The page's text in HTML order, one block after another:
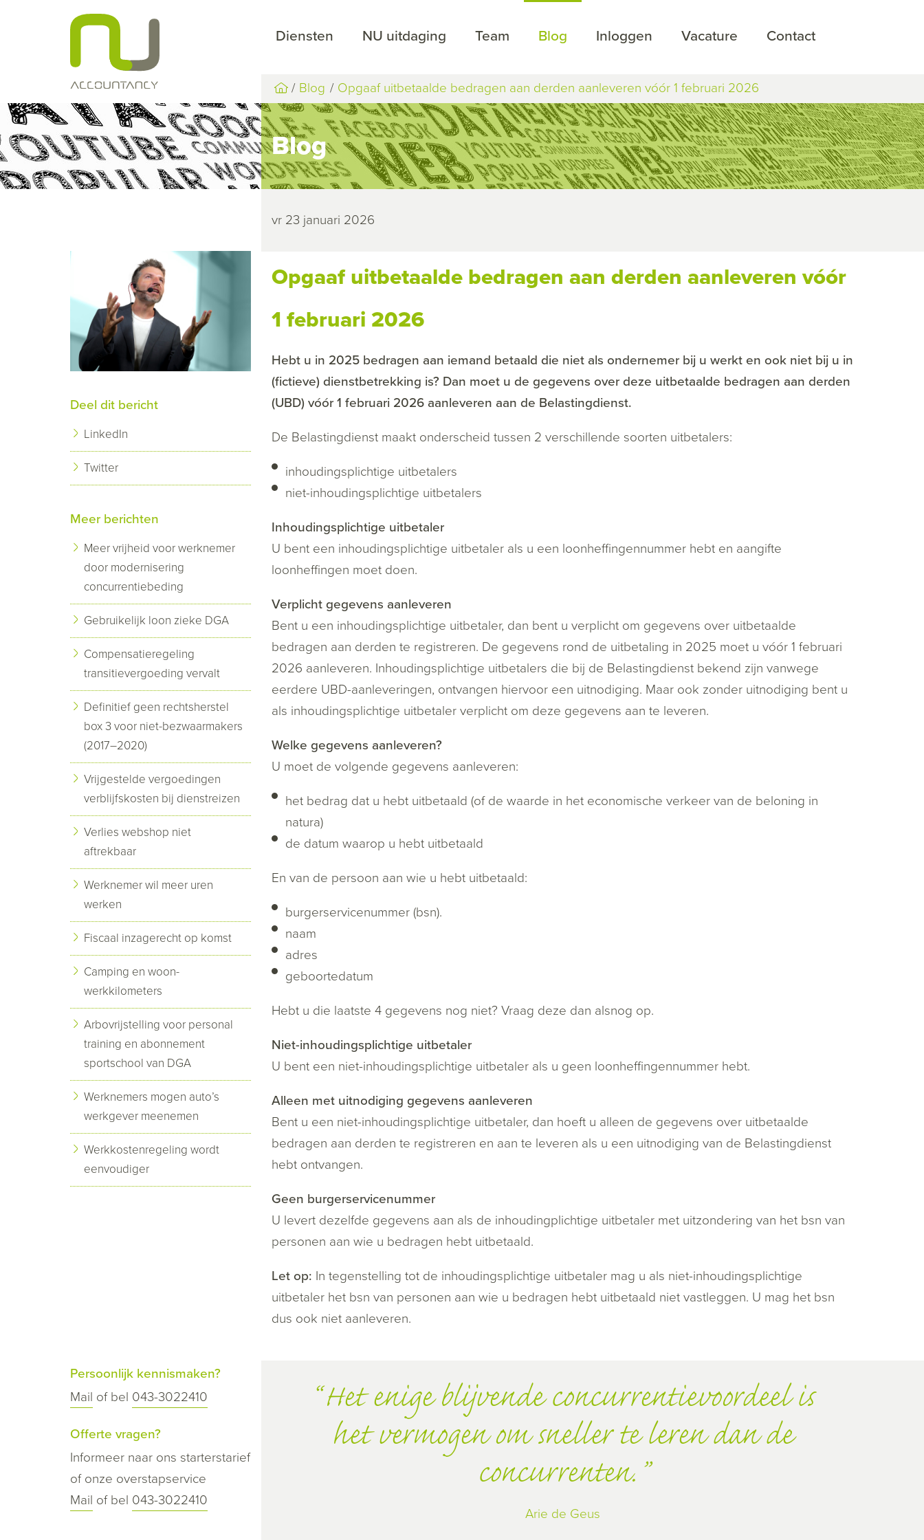
Diensten NU uitdaging Team Blog Inloggen Vacature Contact
Blog Opgaaf uitbetaalde bedragen aan derden aanleveren vóór 1 februari 2026
Blog
vr 23 januari 2026
Opgaaf uitbetaalde bedragen aan derden aanleveren vóór
1 februari 2026
Hebt u in 2025 bedragen aan iemand betaald die niet als ondernemer bij u werkt en ook niet bij u in
(fictieve) dienstbetrekking is? Dan moet u de gegevens over deze uitbetaalde bedragen aan derden
(UBD) vóór 1 februari 2026 aanleveren aan de Belastingdienst.
De Belastingdienst maakt onderscheid tussen 2 verschillende soorten uitbetalers:
inhoudingsplichtige uitbetalers
niet-inhoudingsplichtige uitbetalers
Inhoudingsplichtige uitbetaler
U bent een inhoudingsplichtige uitbetaler als u een loonheffingennummer hebt en aangifte
loonheffingen moet doen.
Verplicht gegevens aanleveren
Bent u een inhoudingsplichtige uitbetaler, dan bent u verplicht om gegevens over uitbetaalde
bedragen aan derden te registreren. De gegevens rond de uitbetaling in 2025 moet u vóór 1 februari
2026 aanleveren. Inhoudingsplichtige uitbetalers die bij de Belastingdienst bekend zijn vanwege
eerdere UBD-aanleveringen, ontvangen hiervoor een uitnodiging. Maar ook zonder uitnodiging bent u
als inhoudingsplichtige uitbetaler verplicht om deze gegevens aan te leveren.
Welke gegevens aanleveren?
U moet de volgende gegevens aanleveren:
het bedrag dat u hebt uitbetaald (of de waarde in het economische verkeer van de beloning in
natura)
de datum waarop u hebt uitbetaald
En van de persoon aan wie u hebt uitbetaald:
burgerservicenummer (bsn).
naam
adres
geboortedatum
Hebt u die laatste 4 gegevens nog niet? Vraag deze dan alsnog op.
Niet-inhoudingsplichtige uitbetaler
U bent een niet-inhoudingsplichtige uitbetaler als u geen loonheffingennummer hebt.
Alleen met uitnodiging gegevens aanleveren
Bent u een niet-inhoudingsplichtige uitbetaler, dan hoeft u alleen de gegevens over uitbetaalde
bedragen aan derden te registreren en aan te leveren als u een uitnodiging van de Belastingdienst
hebt ontvangen.
Geen burgerservicenummer
U levert dezelfde gegevens aan als de inhoudingplichtige uitbetaler met uitzondering van het bsn van
personen aan wie u bedragen hebt uitbetaald.
Let op: In tegenstelling tot de inhoudingsplichtige uitbetaler mag u als niet-inhoudingsplichtige
uitbetaler het bsn van personen aan wie u bedragen hebt uitbetaald niet vastleggen. U mag het bsn
dus ook niet aanleveren.
Deel dit bericht
LinkedIn
Twitter
Meer berichten
Meer vrijheid voor werknemer
door modernisering
concurrentiebeding
Gebruikelijk loon zieke DGA
Compensatieregeling
transitievergoeding vervalt
Definitief geen rechtsherstel
box 3 voor niet-bezwaarmakers
(2017–2020)
Vrijgestelde vergoedingen
verblijfskosten bij dienstreizen
Verlies webshop niet
aftrekbaar
Werknemer wil meer uren
werken
Fiscaal inzagerecht op komst
Camping en woon-
werkkilometers
Arbovrijstelling voor personal
training en abonnement
sportschool van DGA
Werknemers mogen auto’s
werkgever meenemen
Werkkostenregeling wordt
eenvoudiger
Persoonlijk kennismaken?
Mail of bel 043-3022410
Offerte vragen?
Informeer naar ons starterstarief
of onze overstapservice
Mail of bel 043-3022410
Het enige blijvende concurrentievoordeel is
het vermogen om sneller te leren dan de
concurrenten.
Arie de Geus